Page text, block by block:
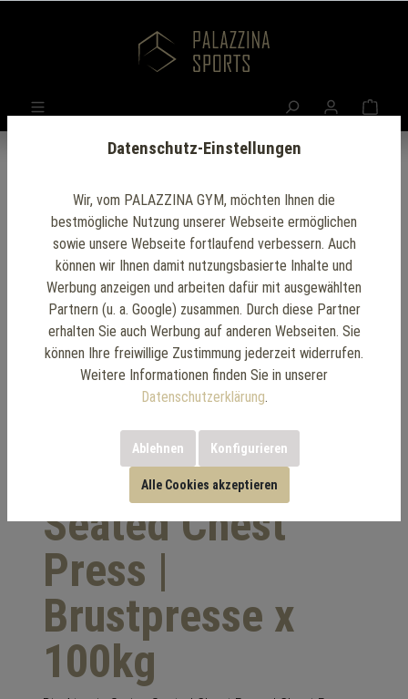
Atomic Series
Seated Chest
Press |
Brustpresse x
100kg
Datenschutz-Einstellungen
Wir, vom PALAZZINA GYM, möchten Ihnen die
bestmögliche Nutzung unserer Webseite ermöglichen
sowie unsere Webseite fortlaufend verbessern. Auch
können wir Ihnen damit nutzungsbasierte Inhalte und
Werbung anzeigen und arbeiten dafür mit ausgewählten
Partnern (u. a. Google) zusammen. Durch diese Partner
erhalten Sie auch Werbung auf anderen Webseiten. Sie
können Ihre freiwillige Zustimmung jederzeit widerrufen.
Weitere Informationen finden Sie in unserer
Datenschutzerklärung.
Ablehnen Konfigurieren
Alle Cookies akzeptieren